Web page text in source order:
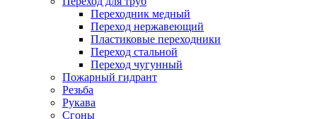
Переходник медный
Переход нержавеющий
Пластиковые переходники
Переход стальной
Переход чугунный
Пожарный гидрант
Резьба
Рукава
Сгоны